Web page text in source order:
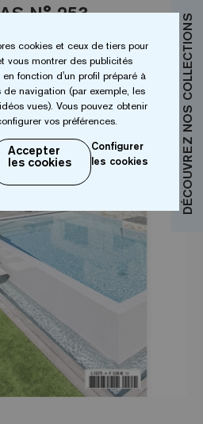
DÉCOUVREZ NOS COLLECTIONS
N° 253
cookies et ceux de tiers pour
vous montrer des publicités
fonction d'un profil préparé à
navigation (par exemple, les
vues). Vous pouvez obtenir
vos préférences.
Accepter
les cookies
Configurer
les cookies